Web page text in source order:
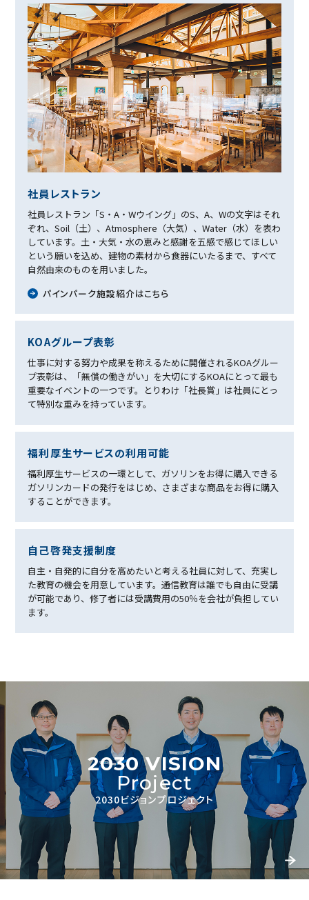
社員レストラン
社員レストラン「S・A・Wウイング」のS、A、Wの文字はそれ
ぞれ、Soil（土）、Atmosphere（大気）、Water（水）を表わ
しています。土・大気・水の恵みと感謝を五感で感じてほしい
という願いを込め、建物の素材から食器にいたるまで、すべて
自然由来のものを用いました。
パインパーク施設紹介はこちら
KOAグループ表彰
仕事に対する努力や成果を称えるために開催されるKOAグルー
プ表彰は、「無償の働きがい」を大切にするKOAにとって最も
重要なイベントの一つです。とりわけ「社長賞」は社員にとっ
て特別な重みを持っています。
福利厚生サービスの利⽤可能
福利厚生サービスの一環として、ガソリンをお得に購入できる
ガソリンカードの発行をはじめ、さまざまな商品をお得に購入
することができます。
⾃⼰啓発⽀援制度
自主・自発的に自分を高めたいと考える社員に対して、充実し
た教育の機会を用意しています。通信教育は誰でも自由に受講
が可能であり、修了者には受講費用の50％を会社が負担してい
ます。
2030 VISION
Project
2030ビジョンプロジェクト